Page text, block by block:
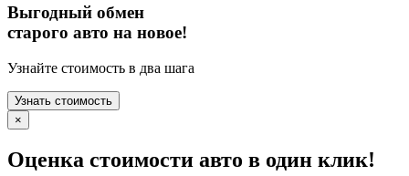
Выгодный обмен
старого авто на новое!
Узнайте стоимость в два шага
Узнать стоимость
×
Оценка стоимости авто в один клик!